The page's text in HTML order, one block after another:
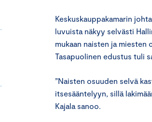
Keskuskauppakamarin
luvuista näkyy selvästi
mukaan naisten ja
Tasapuolinen edustus tuli
”Naisten osuuden selvä
itsesääntelyyn, sillä
Kajala sanoo.